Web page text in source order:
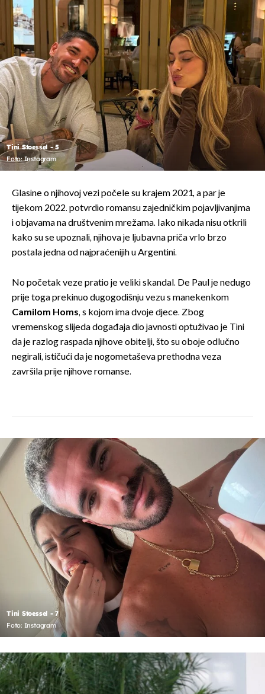
Tini Stoessel - 5
Foto: Instagram
Glasine o njihovoj vezi počele su krajem 2021., a par je
tijekom 2022. potvrdio romansu zajedničkim pojavljivanjima
i objavama na društvenim mrežama. Iako nikada nisu otkrili
kako su se upoznali, njihova je ljubavna priča vrlo brzo
postala jedna od najpraćenijih u Argentini.
No početak veze pratio je veliki skandal. De Paul je nedugo
prije toga prekinuo dugogodišnju vezu s manekenkom
Camilom Homs, s kojom ima dvoje djece. Zbog
vremenskog slijeda događaja dio javnosti optuživao je Tini
da je razlog raspada njihove obitelji, što su oboje odlučno
negirali, ističući da je nogometaševa prethodna veza
završila prije njihove romanse.
Tini Stoessel - 7
Foto: Instagram